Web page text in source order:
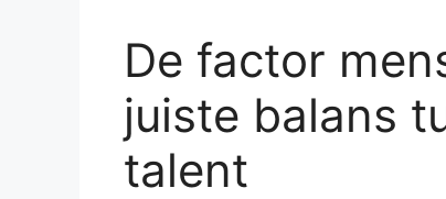
De factor
juiste balans
talent